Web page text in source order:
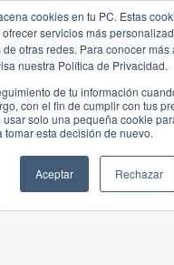
cookies en tu PC. Estas
servicios más
otras redes. Para conocer
nuestra Política de Privacidad.
de tu información
con el fin de cumplir con tus
solo una pequeña cookie
tomar esta decisión de nuevo.
Aceptar Rechazar